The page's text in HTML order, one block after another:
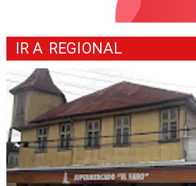
IR A REGIONAL